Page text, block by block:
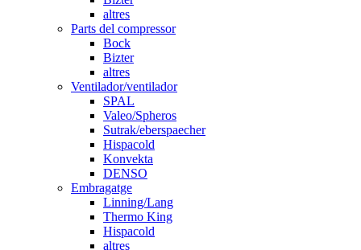
altres
Parts del compressor
Bock
Bizter
altres
Ventilador/ventilador
SPAL
Valeo/Spheros
Sutrak/eberspaecher
Hispacold
Konvekta
DENSO
Embragatge
Linning/Lang
Thermo King
Hispacold
altres